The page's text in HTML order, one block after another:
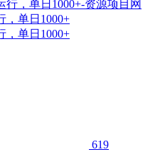
，单日1000+
，单日1000+
619